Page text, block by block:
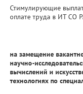
Стимулирующие
оплате труда в ИТ СО
на замещение
научно-
вычислений и
технологиях по